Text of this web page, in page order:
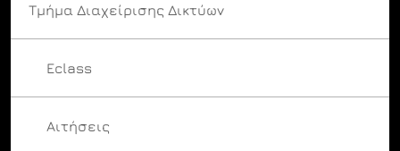
Τμήμα Διαχείρισης Δικτύων
Eclass
Αιτήσεις